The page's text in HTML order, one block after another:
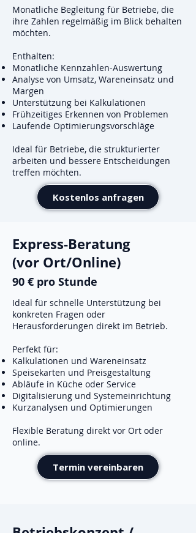
Monatliche Begleitung für Betriebe, die
ihre Zahlen regelmäßig im Blick behalten
möchten.
Enthalten:
Monatliche Kennzahlen-Auswertung
Analyse von Umsatz, Wareneinsatz und
Margen
Unterstützung bei Kalkulationen
Frühzeitiges Erkennen von Problemen
Laufende Optimierungsvorschläge
Ideal für Betriebe, die strukturierter
arbeiten und bessere Entscheidungen
treffen möchten.
Kostenlos anfragen
Express-Beratung
(vor Ort/Online)
90 € pro Stunde
Ideal für schnelle Unterstützung bei
konkreten Fragen oder
Herausforderungen direkt im Betrieb.
Perfekt für:
Kalkulationen und Wareneinsatz
Speisekarten und Preisgestaltung
Abläufe in Küche oder Service
Digitalisierung und Systemeinrichtung
Kurzanalysen und Optimierungen
Flexible Beratung direkt vor Ort oder
online.
Termin vereinbaren